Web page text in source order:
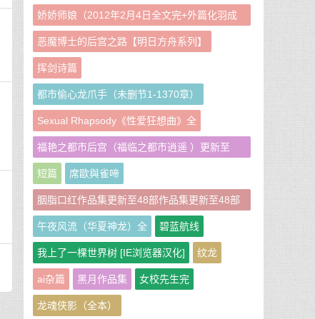
娇娇师娘（2012年2月4日全文完+外篇化羽成
仙篇240章）
恶魔博士的后宫之路【明日方舟系列】
挥剑诗篇
都市偷心龙爪手（未删节1-1370章）
Sexual Rhapsody《性爱狂想曲》全
福艳之都市后宫（福临之都市逍遥 ）更新至
951章
短篇 席歐與雀啼
胭脂口红作品集更新至48部作品集更新至48部
作者：胭脂口红
午夜风流（华夏神龙）全 碧蓝航线
我上了一棵世界树 [IE浏览器汉化] 纹龙
ai杂篇 黑月作品集 女校先生完
龙魂侠影（全本）